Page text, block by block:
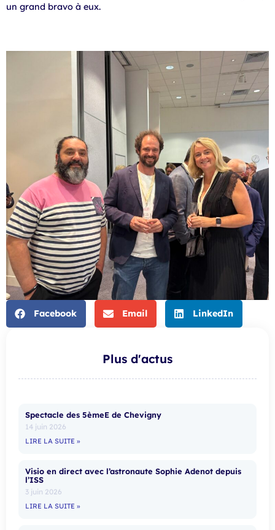
un grand bravo à eux.
Facebook Email LinkedIn
Plus d'actus
Spectacle des 5èmeE de Chevigny
14 juin 2026
LIRE LA SUITE »
Visio en direct avec l’astronaute Sophie Adenot depuis
l’ISS
3 juin 2026
LIRE LA SUITE »